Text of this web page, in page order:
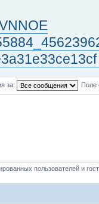
за: Поле
пользователей и